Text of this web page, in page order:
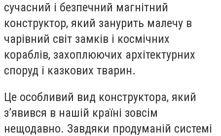
сучасний і безпечний магнітний
конструктор, який занурить малечу в
чарівний світ замків і космічних
кораблів, захоплюючих архітектурних
споруд і казкових тварин.
Це особливий вид конструктора, який
з’явився в нашій країні зовсім
нещодавно. Завдяки продуманій системі